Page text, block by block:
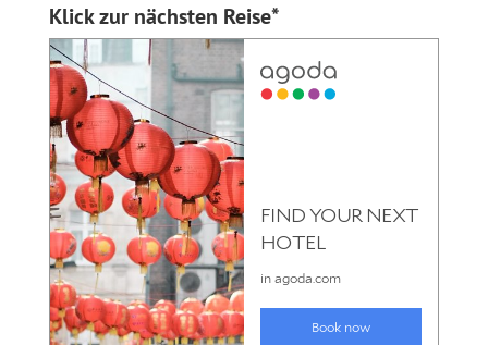
Klick zur nächsten Reise*